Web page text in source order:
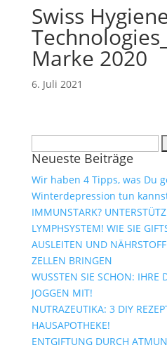
Swiss
Marke 2020
6. Juli 2021
nach:
Neueste Beiträge
Wir haben 4 Tipps, was Du
Winterdepression tun
IMMUNSTARK?
LYMPHSYSTEM! WIE SIE
AUSLEITEN UND
ZELLEN BRINGEN
WUSSTEN SIE SCHON: IHRE
JOGGEN MIT!
NUTRAZEUTIKA: 3 DIY
HAUSAPOTHEKE!
ENTGIFTUNG DURCH